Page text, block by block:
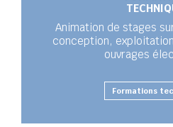
Animation de stages
conception,
ouvrages
Formations